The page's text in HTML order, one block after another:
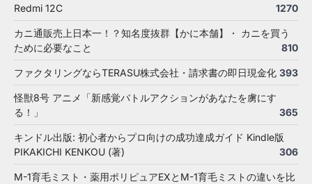
Redmi 12C 1270
カニ通販売上日本一！？知名度抜群【かに本舗】・ カニを買う
ために必要なこと
810
ファクタリングならTERASU株式会社・請求書の即日現金化 393
怪獣8号 アニメ「新感覚バトルアクションがあなたを虜にす
る！」
365
キンドル出版: 初心者からプロ向けの成功達成ガイド Kindle版
PIKAKICHI KENKOU (著)
306
M-1育毛ミスト・薬用ポリピュアEXとM-1育毛ミストの違いを比